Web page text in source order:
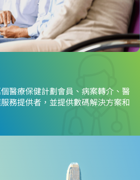
醫療保健計劃會員、病案轉介、醫
務提供者，並提供數碼解決方案和